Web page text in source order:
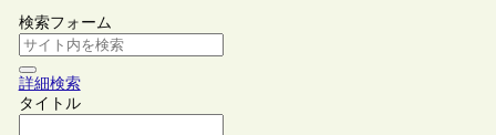
検索フォーム
詳細検索
タイトル